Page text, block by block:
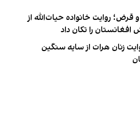
روایت خانواده حیات‌الله از
را تکان داد
زنان هرات از سایه سنگین